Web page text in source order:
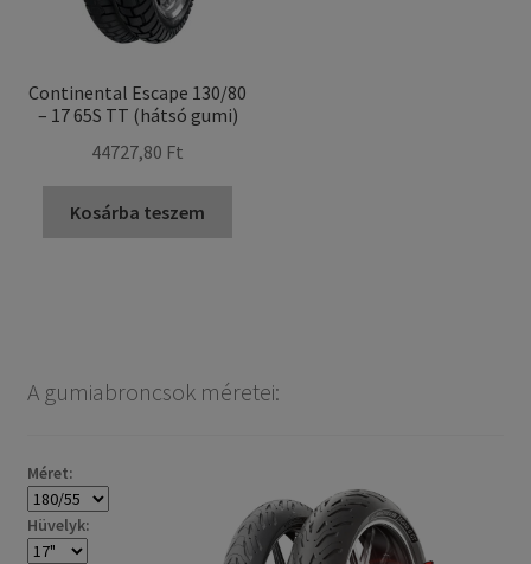
Continental Escape 130/80
– 17 65S TT (hátsó gumi)
44727,80 Ft
Kosárba teszem
A gumiabroncsok méretei:
Méret:
Hüvelyk: